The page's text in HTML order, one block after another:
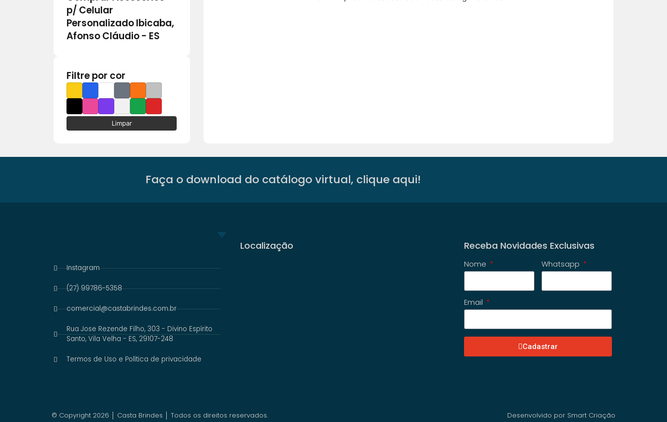
p/ Celular
Personalizado Ibicaba,
Afonso Cláudio - ES
Filtre por cor
Limpar
Faça o download do catálogo virtual, clique aqui!
Instagram
(27) 99786-5358
comercial@castabrindes.com.br
Rua Jose Rezende Filho, 303 - Divino Espírito
Santo, Vila Velha - ES, 29107-248
Termos de Uso e Política de privacidade
Localização Receba Novidades Exclusivas
Nome Whatsapp
Email
Cadastrar
© Copyright 2026 │ Casta Brindes │ Todos os direitos reservados. Desenvolvido por Smart Criação